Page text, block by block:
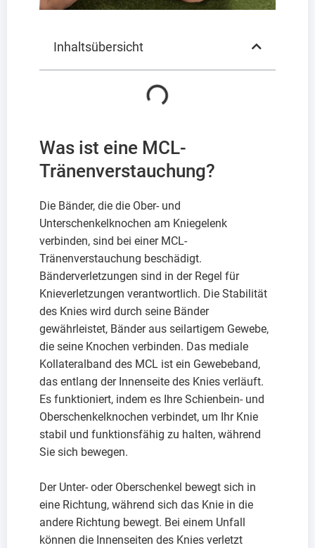
Inhaltsübersicht
Was ist eine MCL-
Tränenverstauchung?
Die Bänder, die die Ober- und
Unterschenkelknochen am Kniegelenk
verbinden, sind bei einer MCL-
Tränenverstauchung beschädigt.
Bänderverletzungen sind in der Regel für
Knieverletzungen verantwortlich. Die Stabilität
des Knies wird durch seine Bänder
gewährleistet, Bänder aus seilartigem Gewebe,
die seine Knochen verbinden. Das mediale
Kollateralband des MCL ist ein Gewebeband,
das entlang der Innenseite des Knies verläuft.
Es funktioniert, indem es Ihre Schienbein- und
Oberschenkelknochen verbindet, um Ihr Knie
stabil und funktionsfähig zu halten, während
Sie sich bewegen.
Der Unter- oder Oberschenkel bewegt sich in
eine Richtung, während sich das Knie in die
andere Richtung bewegt. Bei einem Unfall
können die Innenseiten des Knies verletzt